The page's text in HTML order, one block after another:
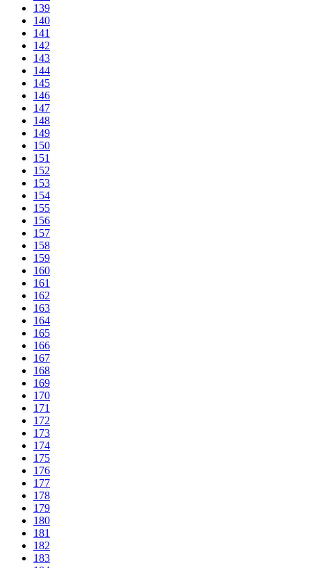
139
140
141
142
143
144
145
146
147
148
149
150
151
152
153
154
155
156
157
158
159
160
161
162
163
164
165
166
167
168
169
170
171
172
173
174
175
176
177
178
179
180
181
182
183